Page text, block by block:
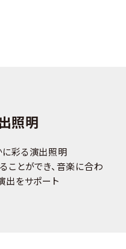
照明
彩る演出照明
ことができ、音楽に合わ
出をサポート